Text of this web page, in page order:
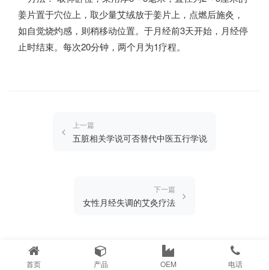
姜片置于穴位上，取少量艾绒放于姜片上，点燃后施灸，
如自觉烧灼感，则稍移动位置。于月经前3天开始，月经停
止时结束。每次20分钟，两个月为1疗程。
上一篇
五脏相关学说可否替代中医五行学说
下一篇
女性月经失调的艾灸疗法
首页 产品 OEM 电话